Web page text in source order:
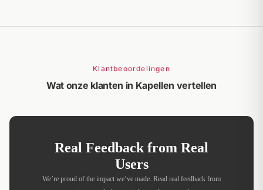
Klantbeoordelingen
Wat onze klanten in Kapellen vertellen